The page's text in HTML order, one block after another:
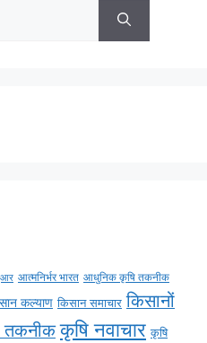
आत्मनिर्भर भारत आधुनिक कृषि तकनीक
कल्याण किसान समाचार किसानों
तकनीक कृषि नवाचार कृषि